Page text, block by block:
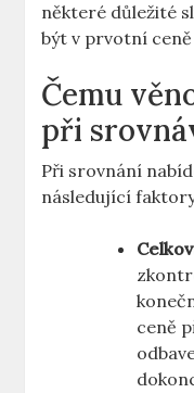
některé důležité
být v prvotní
Čemu
při
Při srovnání
následující
ceně